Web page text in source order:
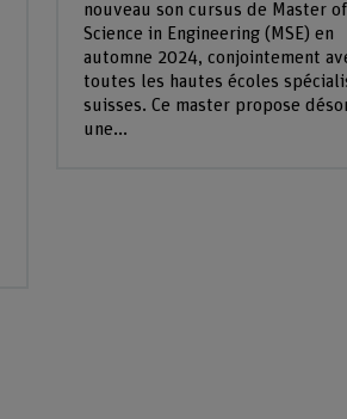
nouveau son cursus de Master of
Science in Engineering (MSE) en
automne 2024, conjointement
toutes les hautes écoles
suisses. Ce master propose
une...